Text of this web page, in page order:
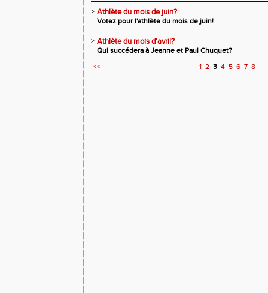
> Athlète du mois de juin?
Votez pour l'athlète du mois de juin!
> Athlète du mois d'avril?
Qui succédera à Jeanne et Paul Chuquet?
<<
1 2 3 4 5 6 7 8